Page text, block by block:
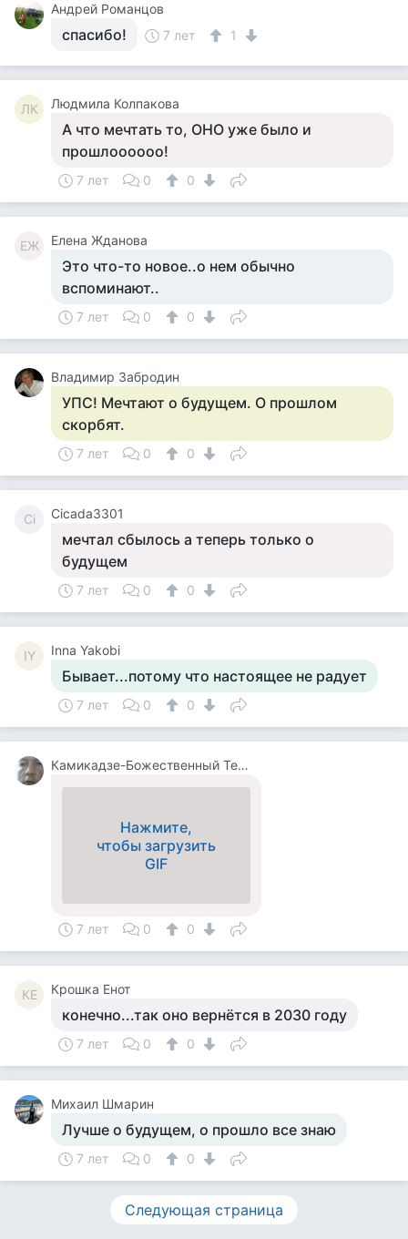
Андрей Романцов
спасибо! 7 лет 1
ЛК Людмила Колпакова
А что мечтать то, ОНО уже было и
прошлоооооо!
7 лет 0 0
ЕЖ Елена Жданова
Это что-то новое..о нем обычно
вспоминают..
7 лет 0 0
Владимир Забродин
УПС! Мечтают о будущем. О прошлом
скорбят.
7 лет 0 0
Ci Cicada3301
мечтал сбылось а теперь только о
будущем
7 лет 0 0
IY Inna Yakobi
Бывает...потому что настоящее не радует
7 лет 0 0
Камикадзе-Божественный Теплый Ветерок
Нажмите,
чтобы загрузить
GIF
7 лет 0 0
КЕ Крошка Енот
конечно...так оно вернётся в 2030 году
7 лет 0 0
Михаил Шмарин
Лучше о будущем, о прошло все знаю
7 лет 0 0
Следующая страница